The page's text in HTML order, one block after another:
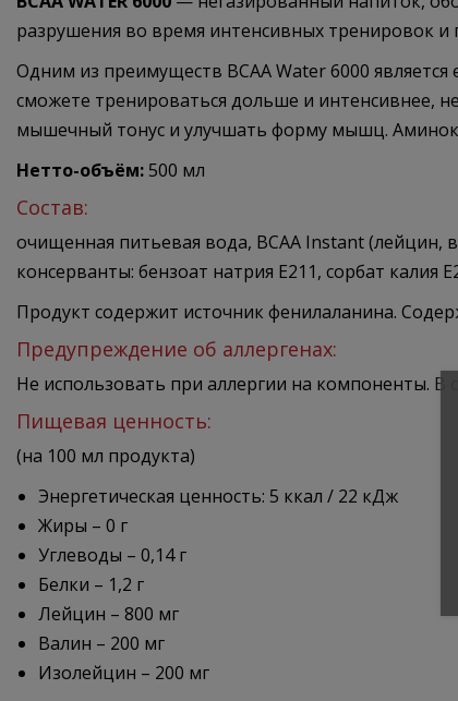
разрушения во время интенсивных тренировок
Одним из преимуществ BCAA Water 6000
сможете тренироваться дольше и интенсивнее,
мышечный тонус и улучшать форму мышц.
Нетто-объём:500 мл
Состав:
очищенная питьевая вода, BCAA Instant (лейцин,
консерванты: бензоат натрия E211, сорбат калия
Продукт содержит источник фенилаланина.
Предупреждение об аллергенах:
Не использовать при аллергии на компоненты. В
Пищевая ценность:
(на 100 мл продукта)
Энергетическая ценность: 5 ккал / 22 кДж
Жиры – 0 г
Углеводы – 0,14 г
Белки – 1,2 г
Лейцин – 800 мг
Валин – 200 мг
Изолейцин – 200 мг